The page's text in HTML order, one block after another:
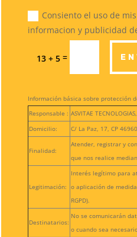
Consiento el uso de
informacion y publicidad
13 + 5 =
Información básica sobre protección
Responsable : ASVITAE
Domicilio:
C/ La Paz, 17, CP
Finalidad:
Atender, registrar y
que nos realice
Legitimación:
Interés legítimo para
o aplicación de
RGPD).
Destinatarios:
No se comunicarán
o cuando sea